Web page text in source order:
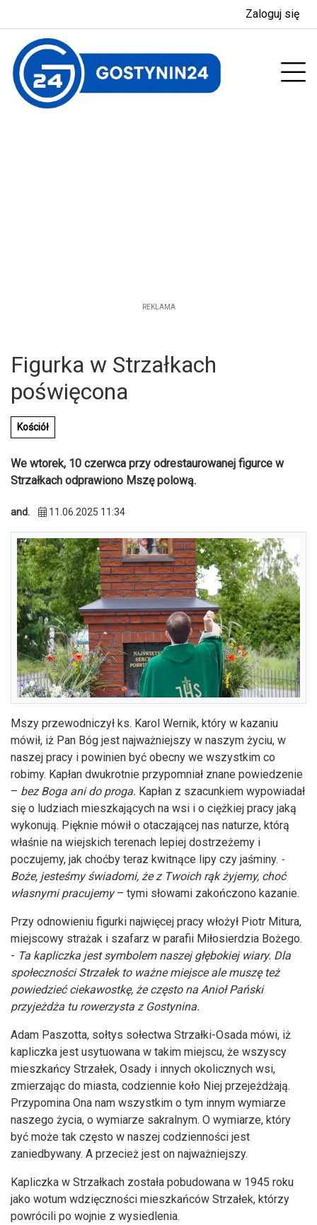
Zaloguj się
REKLAMA
Figurka w Strzałkach
poświęcona
Kościół
We wtorek, 10 czerwca przy odrestaurowanej figurce w
Strzałkach odprawiono Mszę polową.
and. 11.06.2025 11:34
Mszy przewodniczył ks. Karol Wernik, który w kazaniu
mówił, iż Pan Bóg jest najważniejszy w naszym życiu, w
naszej pracy i powinien być obecny we wszystkim co
robimy. Kapłan dwukrotnie przypomniał znane powiedzenie
– bez Boga ani do proga. Kapłan z szacunkiem wypowiadał
się o ludziach mieszkających na wsi i o ciężkiej pracy jaką
wykonują. Pięknie mówił o otaczającej nas naturze, którą
właśnie na wiejskich terenach lepiej dostrzeżemy i
poczujemy, jak choćby teraz kwitnące lipy czy jaśminy. -
Boże, jesteśmy świadomi, że z Twoich rąk żyjemy, choć
własnymi pracujemy– tymi słowami zakończono kazanie.
Przy odnowieniu figurki najwięcej pracy włożył Piotr Mitura,
miejscowy strażak i szafarz w parafii Miłosierdzia Bożego.
- Ta kapliczka jest symbolem naszej głębokiej wiary. Dla
społeczności Strzałek to ważne miejsce ale muszę też
powiedzieć ciekawostkę, że często na Anioł Pański
przyjeżdża tu rowerzysta z Gostynina.
Adam Paszotta, sołtys sołectwa Strzałki-Osada mówi, iż
kapliczka jest usytuowana w takim miejscu, że wszyscy
mieszkańcy Strzałek, Osady i innych okolicznych wsi,
zmierzając do miasta, codziennie koło Niej przejeżdżają.
Przypomina Ona nam wszystkim o tym innym wymiarze
naszego życia, o wymiarze sakralnym. O wymiarze, który
być może tak często w naszej codzienności jest
zaniedbywany. A przecież jest on najważniejszy.
Kapliczka w Strzałkach została pobudowana w 1945 roku
jako wotum wdzięczności mieszkańców Strzałek, którzy
powrócili po wojnie z wysiedlenia.